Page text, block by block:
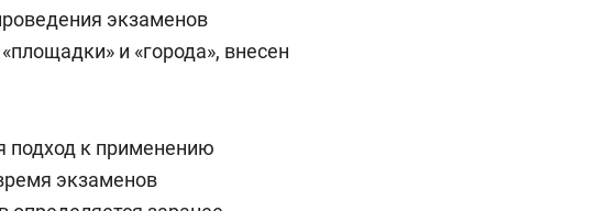
экзаменов
и «города», внесен
подход к применению
экзаменов